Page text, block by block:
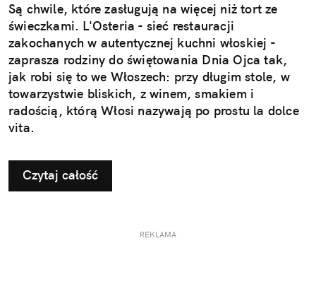
Są chwile, które zasługują na więcej niż tort ze
świeczkami. L'Osteria - sieć restauracji
zakochanych w autentycznej kuchni włoskiej -
zaprasza rodziny do świętowania Dnia Ojca tak,
jak robi się to we Włoszech: przy długim stole, w
towarzystwie bliskich, z winem, smakiem i
radością, którą Włosi nazywają po prostu la dolce
vita.
Czytaj całość
REKLAMA